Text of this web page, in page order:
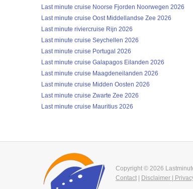
Last minute cruise Noorse Fjorden Noorwegen 2026
Last minute cruise Oost Middellandse Zee 2026
Last minute riviercruise Rijn 2026
Last minute cruise Seychellen 2026
Last minute cruise Portugal 2026
Last minute cruise Galapagos Eilanden 2026
Last minute cruise Maagdeneilanden 2026
Last minute cruise Midden Oosten 2026
Last minute cruise Zwarte Zee 2026
Last minute cruise Mauritius 2026
Copyright © 2026
Contact
Disclaimer |